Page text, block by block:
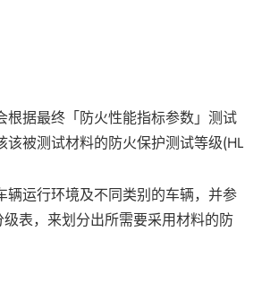
根据最终「防火性能指标参数」测试
该被测试材料的防火保护测试等级(HL
辆运行环境及不同类别的车辆，并参
级表，来划分出所需要采用材料的防